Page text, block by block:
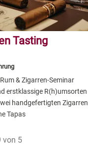
Tasting
& Zigarren-Seminar
erstklassige R(h)umsorten
handgefertigten Zigarren
Tapas
von 5